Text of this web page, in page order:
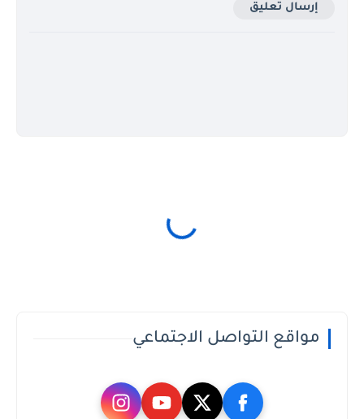
إرسال تعليق
مواقع التواصل الاجتماعي